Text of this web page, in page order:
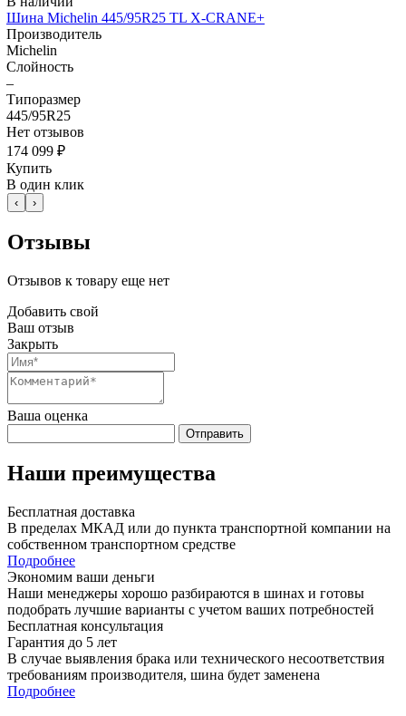
Шина Michelin 445/95R25 TL X-CRANE+
Производитель
Michelin
Слойность
–
Типоразмер
445/95R25
Нет отзывов
174 099 ₽
Купить
В один клик
‹ ›
Отзывы
Отзывов к товару еще нет
Добавить свой
Ваш отзыв
Закрыть
Ваша оценка
Отправить
Наши преимущества
Бесплатная доставка
В пределах МКАД или до пункта транспортной компании на
собственном транспортном средстве
Подробнее
Экономим ваши деньги
Наши менеджеры хорошо разбираются в шинах и готовы
подобрать лучшие варианты с учетом ваших потребностей
Бесплатная консультация
Гарантия до 5 лет
В случае выявления брака или технического несоответствия
требованиям производителя, шина будет заменена
Подробнее